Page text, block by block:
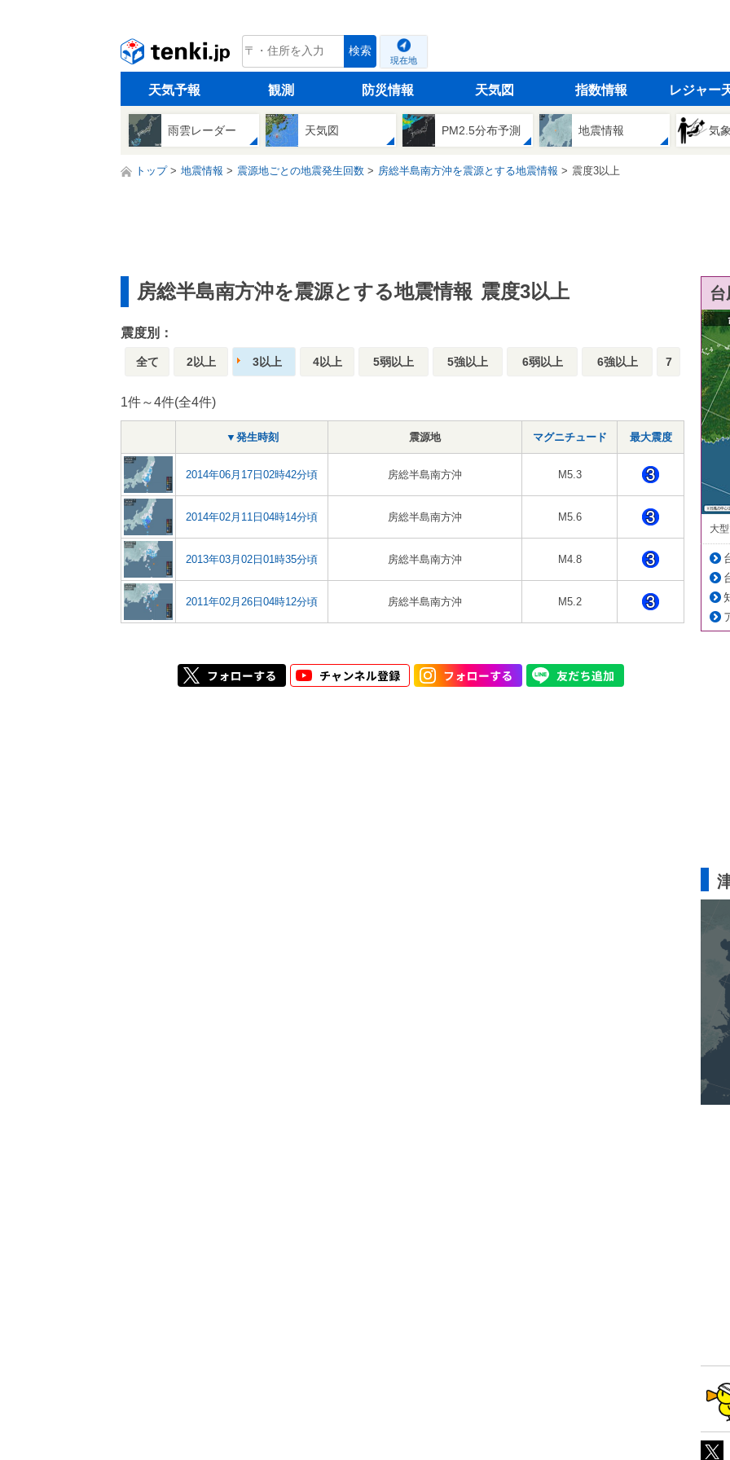
tenki.jp 検索
現在地
天気予報 観測 防災情報 天気図 指数情報 レジャー
雨雲レーダー 天気図 PM2.5分布予測 地震情報 気
トップ 地震情報 震源地ごとの地震発生回数 房総半島南方沖を震源とする地震情報 震度3以上
房総半島南方沖を震源とする地震情報 震度3以上
震度別：
全て 2以上 3以上 4以上 5弱以上 5強以上 6弱以上 6強以上 7
1件～4件(全4件)
▼発生時刻 震源地 マグニチュード 最大震度
2014年06月17日02時42分頃 房総半島南方沖 M5.3
2014年02月11日04時14分頃 房総半島南方沖 M5.6
2013年03月02日01時35分頃 房総半島南方沖 M4.8
2011年02月26日04時12分頃 房総半島南方沖 M5.2
大